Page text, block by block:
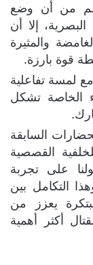
من أن وضع
إلا أن
والمثيرة
قوة بارزة.
لمسة تفاعلية
الخاصة تشكل
السابقة
القصصية
على تجربة
التكامل بين
يعزز من
أكثر أهمية